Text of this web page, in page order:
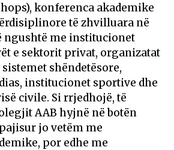
konferenca akademike
të zhvilluara në
ngushtë me institucionet
e sektorit privat, organizatat
shëndetësore,
institucionet sportive dhe
civile. Si rrjedhojë, të
AAB hyjnë në botën
jo vetëm me
por edhe me